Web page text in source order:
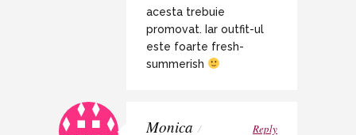
acesta trebuie
promovat. Iar outfit-ul
este foarte fresh-
summerish
Monica /
Reply